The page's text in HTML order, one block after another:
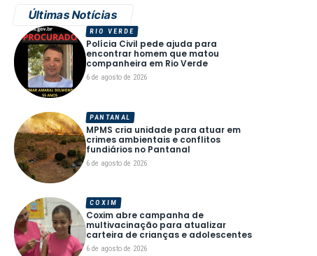
Últimas Notícias
Polícia Civil pede ajuda para
encontrar homem que matou
companheira em Rio Verde
6 de agosto de 2026
RIO VERDE
MPMS cria unidade para atuar em
crimes ambientais e conflitos
fundiários no Pantanal
6 de agosto de 2026
PANTANAL
Coxim abre campanha de
multivacinação para atualizar
carteira de crianças e adolescentes
6 de agosto de 2026
COXIM